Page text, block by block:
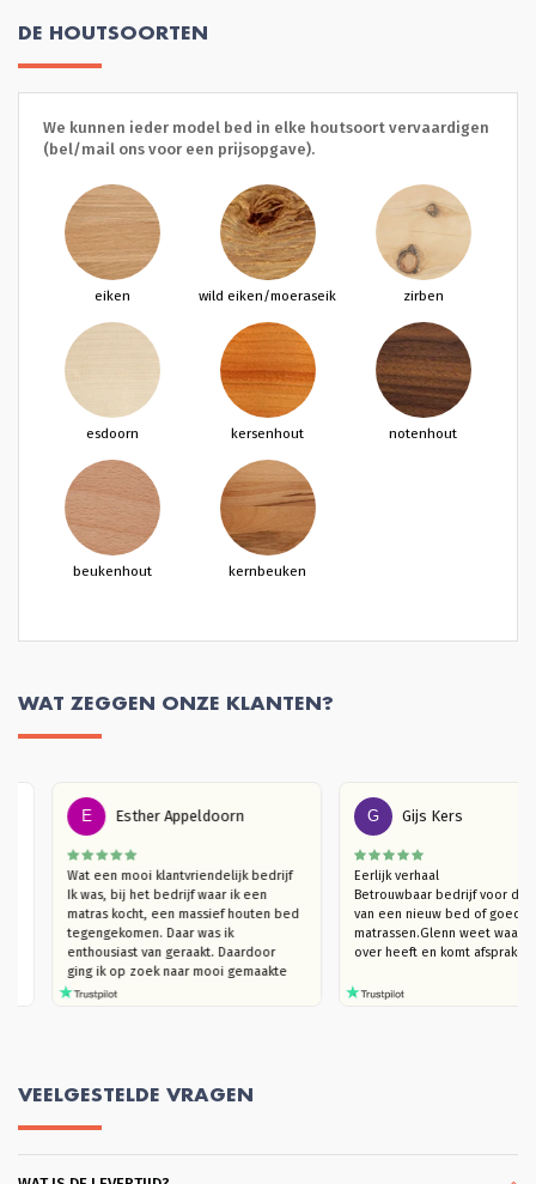
DE HOUTSOORTEN
We kunnen ieder model bed in elke houtsoort vervaardigen
(bel/mail ons voor een prijsopgave).
eiken wild eiken/moeraseik zirben
esdoorn kersenhout notenhout
beukenhout kernbeuken
WAT ZEGGEN ONZE KLANTEN?
E Esther Appeldoorn
Wat een mooi klantvriendelijk bedrijf
Ik was, bij het bedrijf waar ik een
matras kocht, een massief houten bed
tegengekomen. Daar was ik
enthousiast van geraakt. Daardoor
ging ik op zoek naar mooi gemaakte
houten bedden (die niet kraken). Ik
te ervaren. Ik trof een heel plezierige
verkoper Glenn die, hoera, je echt de
tijd geeft om rond te kijken en heel
G Gijs Kers
Eerlijk verhaal
Betrouwbaar bedrijf
van een nieuw bed of
matrassen.Glenn weet
over heeft en komt
VEELGESTELDE VRAGEN